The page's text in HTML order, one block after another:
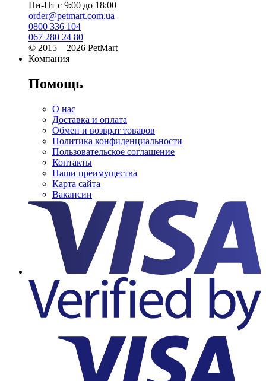
Пн-Пт с 9:00 до 18:00
order@petmart.com.ua
0800 336 104
067 280 24 80
© 2015—2026 PetMart
Компания
Помощь
О нас
Доставка и оплата
Обмен и возврат товаров
Политика конфиденциальности
Пользовательское соглашение
Контакты
Наши преимущества
Карта сайта
Вакансии